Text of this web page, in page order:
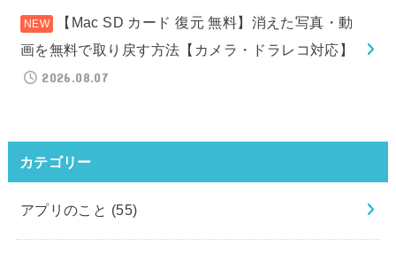
【Mac SD カード 復元 無料】消えた写真・動
画を無料で取り戻す方法【カメラ・ドラレコ対応】
2026.08.07
カテゴリー
アプリのこと (55)